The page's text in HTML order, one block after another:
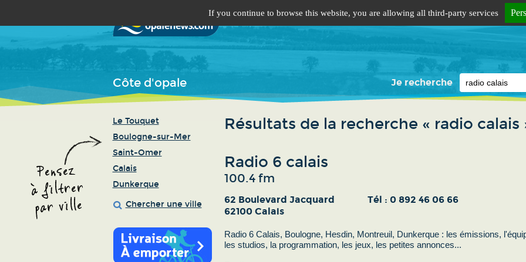
Côte d'opale Je recherche
Le Touquet
Boulogne-sur-Mer
Saint-Omer
Calais
Dunkerque
Chercher une ville
Résultats de la recherche « radio calais
Radio 6 calais
100.4 fm
62 Boulevard Jacquard
62100 Calais
Tél : 0 892 46 06 66
Radio 6 Calais, Boulogne, Hesdin, Montreuil, Dunkerque : les émissions,
les studios, la programmation, les jeux, les petites annonces...
If you continue to browse this website, you are allowing all third-party services